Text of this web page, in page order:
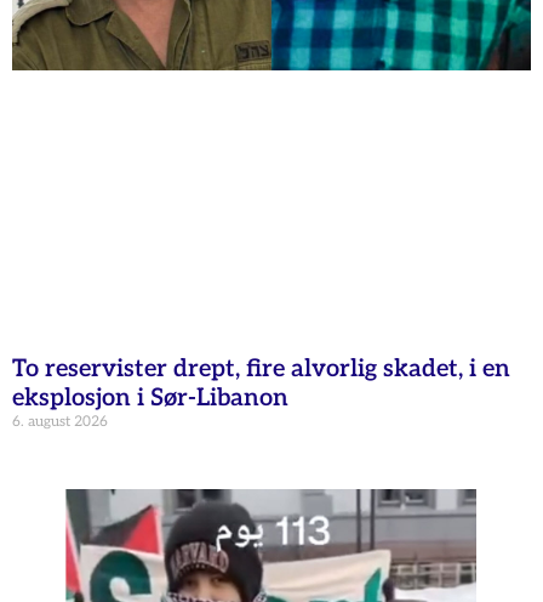
To reservister drept, fire alvorlig skadet, i en
eksplosjon i Sør-Libanon
6. august 2026